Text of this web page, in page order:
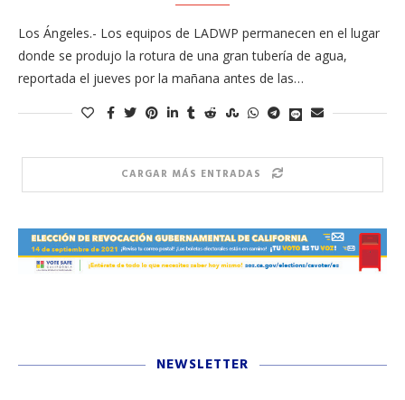
Los Ángeles.- Los equipos de LADWP permanecen en el lugar
donde se produjo la rotura de una gran tubería de agua,
reportada el jueves por la mañana antes de las…
CARGAR MÁS ENTRADAS
NEWSLETTER